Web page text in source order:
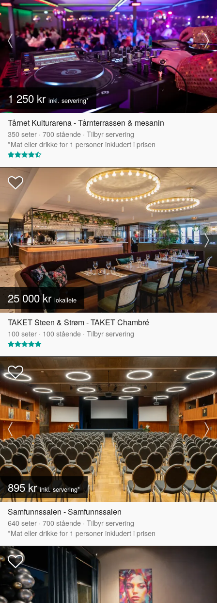
1 250 kr inkl. servering*
Tårnet Kulturarena - Tårnterrassen & mesanin
350seter · 700stående · Tilbyr servering
*Mat eller drikke for 1 personer inkludert i prisen
25 000 kr lokalleie
TAKET Steen & Strøm - TAKET Chambré
100seter · 100stående · Tilbyr servering
895 krinkl. servering*
Samfunnssalen - Samfunnssalen
640seter · 700stående · Tilbyr servering
*Mat eller drikke for 1 personer inkludert i prisen